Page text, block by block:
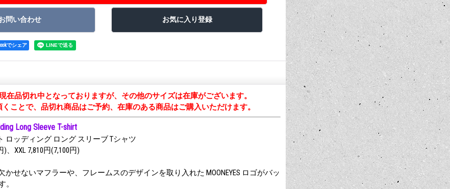
でシェア
在品切れ中となっておりますが、その他のサイズは在庫がございます。
ことで、品切れ商品はご予約、在庫のある商品はご購入いただけます。
Long Sleeve T-shirt
ロッディング ロング スリーブ Tシャツ
)、XXL 7,810円(7,100円)
欠かせないマフラーや、フレームスのデザインを取り入れた MOONEYES ロゴがバッ
。